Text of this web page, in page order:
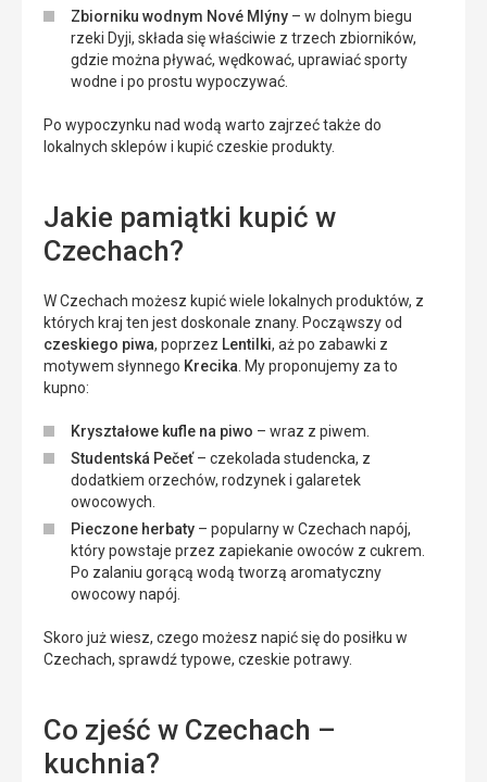
Zbiorniku wodnym Nové Mlýny – w dolnym biegu
rzeki Dyji, składa się właściwie z trzech zbiorników,
gdzie można pływać, wędkować, uprawiać sporty
wodne i po prostu wypoczywać.
Po wypoczynku nad wodą warto zajrzeć także do
lokalnych sklepów i kupić czeskie produkty.
Jakie pamiątki kupić w
Czechach?
W Czechach możesz kupić wiele lokalnych produktów, z
których kraj ten jest doskonale znany. Począwszy od
czeskiego piwa, poprzez Lentilki, aż po zabawki z
motywem słynnego Krecika . My proponujemy za to
kupno:
Kryształowe kufle na piwo – wraz z piwem.
Studentská Pečeť– czekolada studencka, z
dodatkiem orzechów, rodzynek i galaretek
owocowych.
Pieczone herbaty – popularny w Czechach napój,
który powstaje przez zapiekanie owoców z cukrem.
Po zalaniu gorącą wodą tworzą aromatyczny
owocowy napój.
Skoro już wiesz, czego możesz napić się do posiłku w
Czechach, sprawdź typowe, czeskie potrawy.
Co zjeść w Czechach –
kuchnia?